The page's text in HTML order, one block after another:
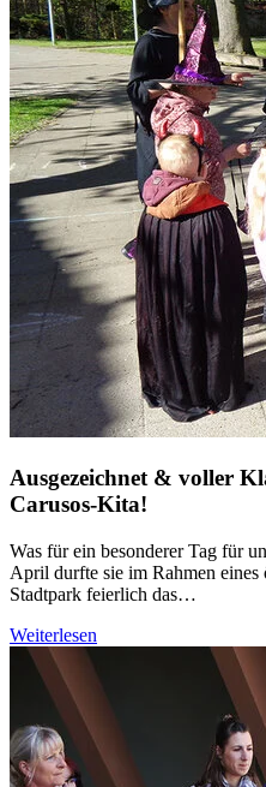
Ausgezeichnet & voller
Carusos-Kita!
Was für ein besonderer Tag für
April durfte sie im Rahmen
Stadtpark feierlich das…
Weiterlesen